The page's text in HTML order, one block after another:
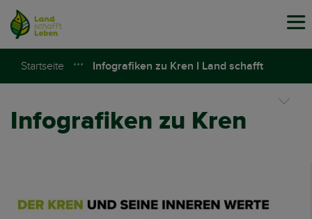
Startseite Infografiken zu Kren I Land schafft
Infografiken zu Kren